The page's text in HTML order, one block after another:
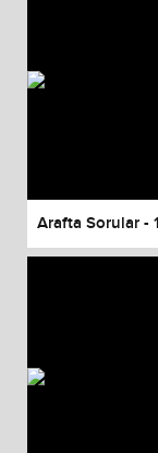
Arafta Sorular -